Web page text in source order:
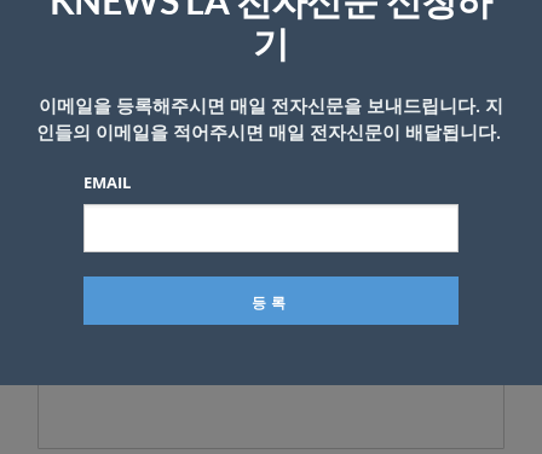
기
이메일을 등록해주시면 매일 전자신문을 보내드립니다. 지
인들의 이메일을 적어주시면 매일 전자신문이 배달됩니다.
EMAIL